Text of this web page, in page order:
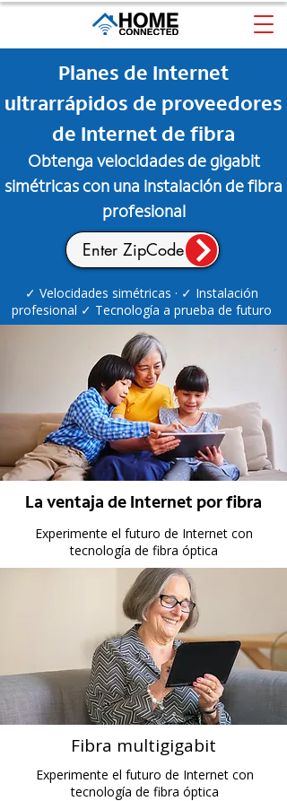
Planes de Internet
ultrarrápidos de proveedores
de Internet de fibra
Obtenga velocidades de gigabit
simétricas con una instalación de fibra
profesional
✓ Velocidades simétricas · ✓ Instalación
profesional ✓ Tecnología a prueba de futuro
La ventaja de Internet por fibra
Experimente el futuro de Internet con
tecnología de fibra óptica
Fibra multigigabit
Experimente el futuro de Internet con
tecnología de fibra óptica